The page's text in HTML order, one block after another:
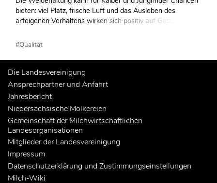
bieten: viel Platz, frische Luft und das Ausleben des
arteigenen Verhaltens wirken sich positiv auf Gesundheit,
eine erfolgreiche Weidehaltung ein sorgfältiges
Management, insbesondere im Umgang mit
Witterungseinflüssen, Parasiten und Fütterungsfragen.
#Qualität
Die Landesvereinigung
Ansprechpartner und Anfahrt
Jahresbericht
Niedersächsische Molkereien
Gemeinschaft der Milchwirtschaftlichen
Landesorganisationen
Mitglieder der Landesvereinigung
Impressum
Datenschutzerklärung und Zustimmungseinstellungen
Milch-Wiki